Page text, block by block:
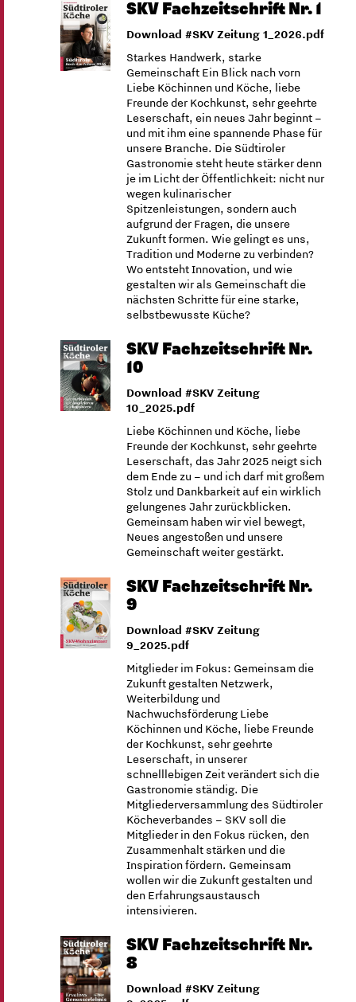
SKV Fachzeitschrift Nr. 1
Download #SKV Zeitung 1_2026.pdf
Starkes Handwerk, starke
Gemeinschaft Ein Blick nach vorn
Liebe Köchinnen und Köche, liebe
Freunde der Kochkunst, sehr geehrte
Leserschaft, ein neues Jahr beginnt –
und mit ihm eine spannende Phase für
unsere Branche. Die Südtiroler
Gastronomie steht heute stärker denn
je im Licht der Öffentlichkeit: nicht nur
wegen kulinarischer
Spitzenleistungen, sondern auch
aufgrund der Fragen, die unsere
Zukunft formen. Wie gelingt es uns,
Tradition und Moderne zu verbinden?
Wo entsteht Innovation, und wie
gestalten wir als Gemeinschaft die
nächsten Schritte für eine starke,
selbstbewusste Küche?
SKV Fachzeitschrift Nr.
10
Download #SKV Zeitung
10_2025.pdf
Liebe Köchinnen und Köche, liebe
Freunde der Kochkunst, sehr geehrte
Leserschaft, das Jahr 2025 neigt sich
dem Ende zu – und ich darf mit großem
Stolz und Dankbarkeit auf ein wirklich
gelungenes Jahr zurückblicken.
Gemeinsam haben wir viel bewegt,
Neues angestoßen und unsere
Gemeinschaft weiter gestärkt.
SKV Fachzeitschrift Nr.
9
Download #SKV Zeitung
9_2025.pdf
Mitglieder im Fokus: Gemeinsam die
Zukunft gestalten Netzwerk,
Weiterbildung und
Nachwuchsförderung Liebe
Köchinnen und Köche, liebe Freunde
der Kochkunst, sehr geehrte
Leserschaft, in unserer
schnelllebigen Zeit verändert sich die
Gastronomie ständig. Die
Mitgliederversammlung des Südtiroler
Köcheverbandes – SKV soll die
Mitglieder in den Fokus rücken, den
Zusammenhalt stärken und die
Inspiration fördern. Gemeinsam
wollen wir die Zukunft gestalten und
den Erfahrungsaustausch
intensivieren.
SKV Fachzeitschrift Nr.
8
Download #SKV Zeitung